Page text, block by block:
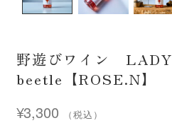
野遊びワイン LADY
beetle【ROSE.N】
¥3,300 （税込）